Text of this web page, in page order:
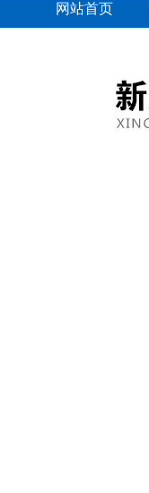
网站首页